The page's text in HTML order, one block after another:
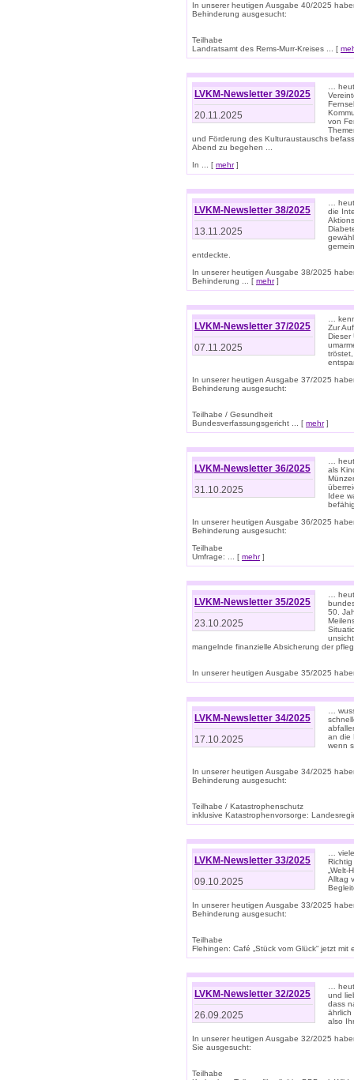
In unserer heutigen Ausgabe 40/2025
Behinderung ausgesucht:
Teilhabe
Landratsamt des Rems-Murr-Kreises ... [
LVKM-Newsletter 39/2025
20.11.2025
…
von
und Förderung des Kulturaustauschs
Abend zu begehen ...
In ... [ mehr]
LVKM-Newsletter 38/2025
13.11.2025
…
die
entdeckte.
In unserer heutigen Ausgabe 38/2025
Behinderung ... [ mehr]
LVKM-Newsletter 37/2025
07.11.2025
…
Zur
Dieser
In unserer heutigen Ausgabe 37/2025
Behinderung ausgesucht:
Teilhabe / Gesundheit
Bundesverfassungsgericht ... [ mehr]
LVKM-Newsletter 36/2025
31.10.2025
…
als
Idee
In unserer heutigen Ausgabe 36/2025
Behinderung ausgesucht:
Teilhabe
Umfrage: ... [ mehr]
LVKM-Newsletter 35/2025
23.10.2025
…
50.
mangelnde finanzielle Absicherung der
In unserer heutigen Ausgabe 35/2025
LVKM-Newsletter 34/2025
17.10.2025
…
an die
wenn
In unserer heutigen Ausgabe 34/2025
Behinderung ausgesucht:
Teilhabe / Katastrophenschutz
inklusive Katastrophenvorsorge:
LVKM-Newsletter 33/2025
09.10.2025
…
Alltag
In unserer heutigen Ausgabe 33/2025
Behinderung ausgesucht:
Teilhabe
Flehingen: Café „Stück vom Glück“ jetzt mit
LVKM-Newsletter 32/2025
26.09.2025
…
und
dass
ährlich
also
In unserer heutigen Ausgabe 32/2025
Sie ausgesucht:
Teilhabe